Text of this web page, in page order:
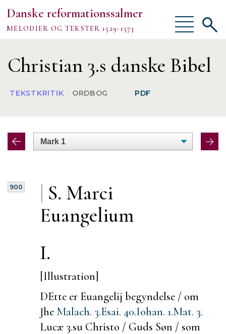
Danske reformationssalmer
MELODIER OG TEKSTER 1529-1573
Vis/skjul
menu
Om
TEKSTER
MELODIER
Vis/
Christian 3.s danske Bibel
TEKSTKRITIK ORDBOG PDF
|
900
S. Marci
Euangelium
I.
[Illustration]
DEtte er Euangelij begyndelse / om
Jhe Malach. 3.Esai. 40.Iohan. 1.Mat. 3.
Lucæ 3.su Christo / Guds Søn / som